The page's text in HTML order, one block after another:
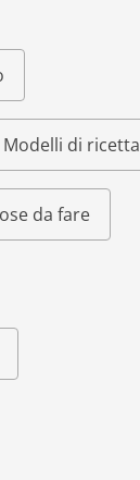
Modelli di ricetta
da fare